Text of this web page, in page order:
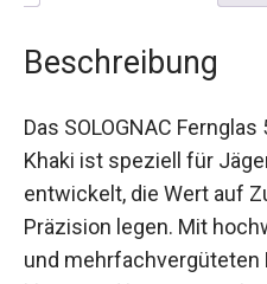
Beschreibung
Das SOLOGNAC
in Khaki ist speziell für
Naturbeobachter
Zuverlässigkeit und
hochwertigen BaK4-